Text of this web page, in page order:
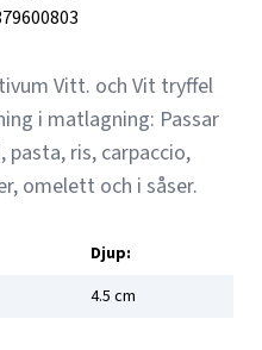
Vitt. och Vit tryffel
i matlagning: Passar
ris, carpaccio,
omelett och i såser.
Djup:
4.5 cm